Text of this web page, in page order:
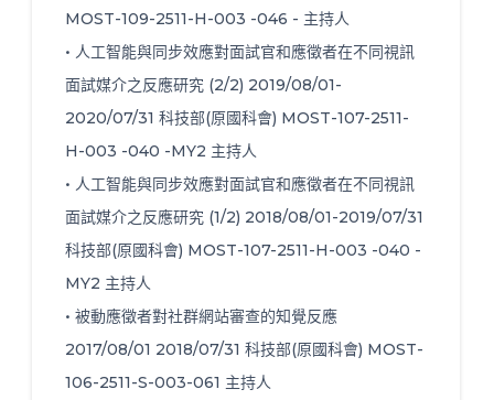
MOST-109-2511-H-003 -046 - 主持人
• 人工智能與同步效應對面試官和應徵者在不同視訊
面試媒介之反應研究 (2/2) 2019/08/01-
2020/07/31 科技部(原國科會) MOST-107-2511-
H-003 -040 -MY2 主持人
• 人工智能與同步效應對面試官和應徵者在不同視訊
面試媒介之反應研究 (1/2) 2018/08/01-2019/07/31
科技部(原國科會) MOST-107-2511-H-003 -040 -
MY2 主持人
• 被動應徵者對社群網站審查的知覺反應
2017/08/01 2018/07/31 科技部(原國科會) MOST-
106-2511-S-003-061 主持人